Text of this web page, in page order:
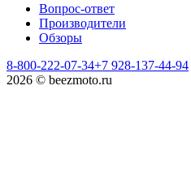
Вопрос-ответ
Производители
Обзоры
8-800-222-07-34+7 928-137-44-94
2026 © beezmoto.ru